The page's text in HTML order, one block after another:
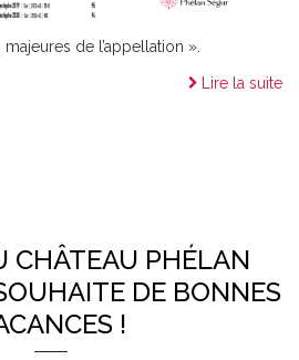
majeures de l’appellation ».
Lire la suite
CHÂTEAU PHÉLAN
DE BONNES
!